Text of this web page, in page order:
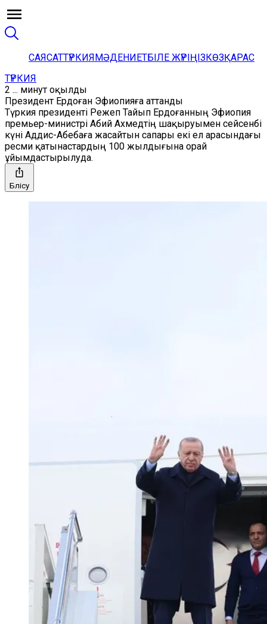
САЯСАТТҮРКИЯМӘДЕНИЕТБІЛЕ ЖҮРІҢІЗКӨЗҚАРАС
ТҮРКИЯ
2 ... минут оқылды
Президент Ердоған Эфиопияға аттанды
Түркия президенті Режеп Тайып Ердоғанның Эфиопия
премьер-министрі Абий Ахмедтің шақыруымен сейсенбі
күні Аддис-Абебаға жасайтын сапары екі ел арасындағы
ресми қатынастардың 100 жылдығына орай
ұйымдастырылуда.
Бөлісу